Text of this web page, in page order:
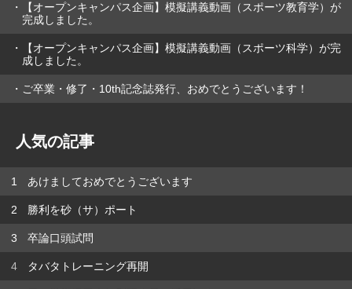
【オープンキャンパス企画】模擬講義動画（スポーツ教育学）が
完成しました。
【オープンキャンパス企画】模擬講義動画（スポーツ科学）が完
成しました。
ご卒業・修了・10th記念誌発行、おめでとうございます！
人気の記事
あけましておめでとうございます
勝利を砂（サ）ポート
卒論口頭試問
タバタトレーニング再開